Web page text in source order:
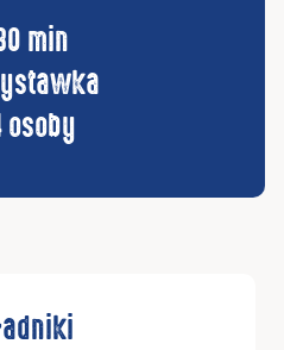
min
osoby